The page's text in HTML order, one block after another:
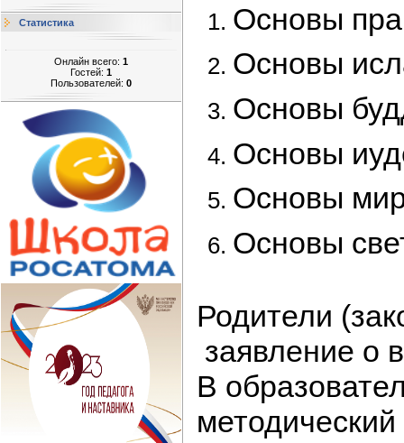
Статистика
Онлайн всего: 1
Гостей: 1
Пользователей: 0
Основы
Основы
Основы
Основы
Основы
Основы
Родители
заявление о
В